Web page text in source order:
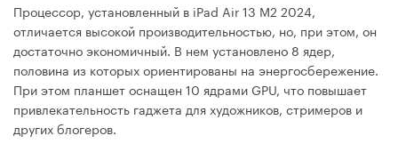
Процессор, установленный в iPad Air 13 М2 2024,
отличается высокой производительностью, но, при этом, он
достаточно экономичный. В нем установлено 8 ядер,
половина из которых ориентированы на энергосбережение.
При этом планшет оснащен 10 ядрами GPU, что повышает
привлекательность гаджета для художников, стримеров и
других блогеров.